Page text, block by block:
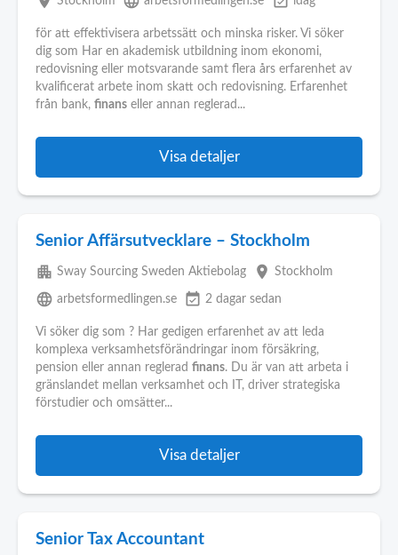
för att effektivisera arbetssätt och minska risker. Vi söker
dig som Har en akademisk utbildning inom ekonomi,
redovisning eller motsvarande samt flera års erfarenhet av
kvalificerat arbete inom skatt och redovisning. Erfarenhet
från bank, finans eller annan reglerad...
Visa detaljer
Senior Affärsutvecklare – Stockholm
apartment Sway Sourcing Sweden Aktiebolag place Stockholm
language arbetsformedlingen.se event_available 2 dagar sedan
Vi söker dig som ? Har gedigen erfarenhet av att leda
komplexa verksamhetsförändringar inom försäkring,
pension eller annan reglerad finans. Du är van att arbeta i
gränslandet mellan verksamhet och IT, driver strategiska
förstudier och omsätter...
Visa detaljer
Senior Tax Accountant